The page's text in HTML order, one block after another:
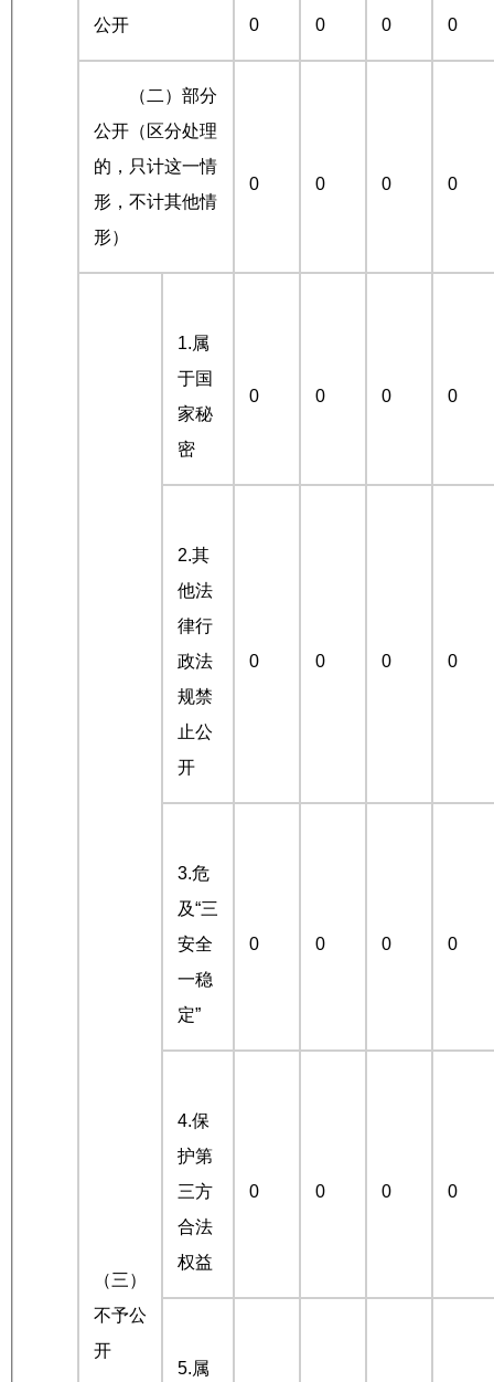
公开 0 0 0 0
（二）部分
公开（区分处理
的，只计这一情
形，不计其他情
形）
0 0 0 0
（三）
不予公
开
1.属
于国
家秘
密
0 0 0 0
2.其
他法
律行
政法
规禁
止公
开
0 0 0 0
3.危
及“三
安全
一稳
定”
0 0 0 0
4.保
护第
三方
合法
权益
0 0 0 0
5.属